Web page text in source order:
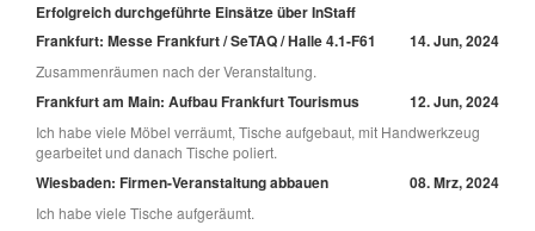
Erfolgreich durchgeführte Einsätze über InStaff
Frankfurt: Messe Frankfurt / SeTAQ / Halle 4.1-F61
14. Jun, 2024
Zusammenräumen nach der Veranstaltung.
Frankfurt am Main: Aufbau Frankfurt Tourismus 12. Jun, 2024
Ich habe viele Möbel verräumt, Tische aufgebaut, mit Handwerkzeug
gearbeitet und danach Tische poliert.
Wiesbaden: Firmen-Veranstaltung abbauen 08. Mrz, 2024
Ich habe viele Tische aufgeräumt.